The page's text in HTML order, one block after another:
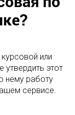
или
утвердить этот
нему работу
сервисе.